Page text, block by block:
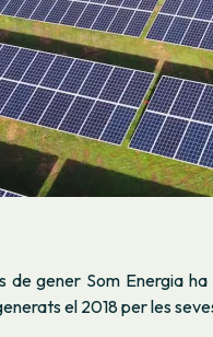
de gener Som Energia
el 2018 per les